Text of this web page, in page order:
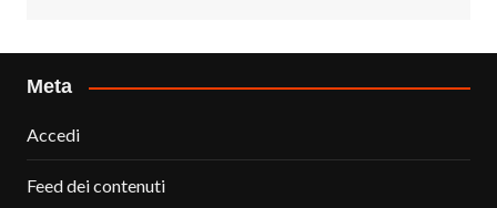
Meta
Accedi
Feed dei contenuti